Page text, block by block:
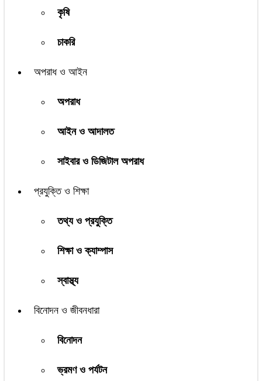
কৃষি
চাকরি
অপরাধ ও আইন
অপরাধ
আইন ও আদালত
সাইবার ও ডিজিটাল অপরাধ
প্রযুক্তি ও শিক্ষা
তথ্য ও প্রযুক্তি
শিক্ষা ও ক্যাম্পাস
স্বাস্থ্য
বিনোদন ও জীবনধারা
বিনোদন
ভ্রমণ ও পর্যটন